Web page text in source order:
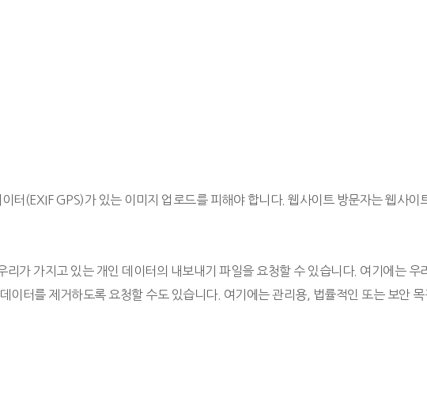
터(EXIF GPS)가 있는 이미지 업로드를 피해야 합니다. 웹사이트 방문자는 웹사이
리가 가지고 있는 개인 데이터의 내보내기 파일을 요청할 수 있습니다. 여기에는 우
이터를 제거하도록 요청할 수도 있습니다. 여기에는 관리용, 법률적인 또는 보안